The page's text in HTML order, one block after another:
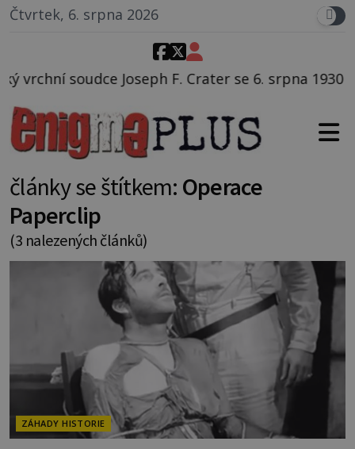
Čtvrtek, 6. srpna 2026
F. Crater se 6. srpna 1930 navečeří ve své
články se štítkem: Operace
Paperclip
(3 nalezených článků)
ZÁHADY HISTORIE